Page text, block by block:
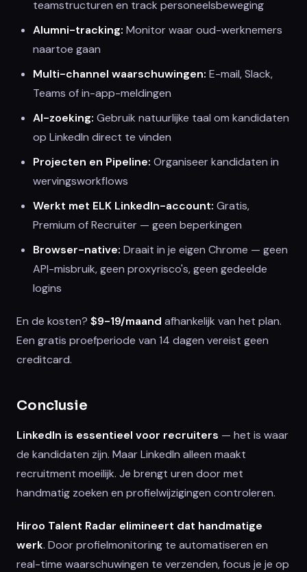
teamstructuren en track personeelsbeweging
Alumni-tracking: Monitor waar oud-werknemers
naartoe gaan
Multi-channel waarschuwingen: E-mail, Slack,
Teams of in-app-meldingen
AI-zoeking: Gebruik natuurlijke taal om kandidaten
op LinkedIn direct te vinden
Projecten en Pipeline: Organiseer kandidaten in
wervingsworkflows
Werkt met ELK LinkedIn-account: Gratis,
Premium of Recruiter — geen beperkingen
Browser-native: Draait in je eigen Chrome — geen
API-misbruik, geen proxyrisco's, geen gedeelde
logins
En de kosten? $9-19/maand afhankelijk van het plan.
Een gratis proefperiode van 14 dagen vereist geen
creditcard.
Conclusie
LinkedIn is essentieel voor recruiters — het is waar
de kandidaten zijn. Maar LinkedIn alleen maakt
recruitment moeilijk. Je brengt uren door met
handmatig zoeken en profielwijzigingen controleren.
Hiroo Talent Radar elimineert dat handmatige
werk. Door profielmonitoring te automatiseren en
real-time waarschuwingen te verzenden, focus je je op